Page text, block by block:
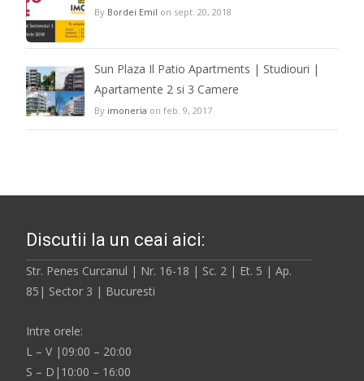
By Bordei Emil on sept. 20, 2018
Sun Plaza Il Patio Apartments | Studiouri |
Apartamente 2 si 3 Camere
By imoneria on feb. 9, 2017
Discutii la un ceai aici:
Str. Penes Curcanul | Nr. 16-18 | Sc. 2 | Et. 5 | Ap.
85| Sector 3 | Bucuresti
Intre orele:
L – V |09:00 – 20:00
S – D|10:00 – 16:00